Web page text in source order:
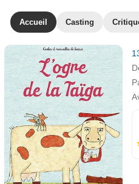
Accueil Casting